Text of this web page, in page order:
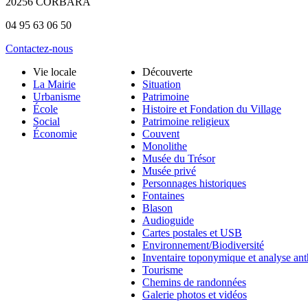
04 95 63 06 50
Contactez-nous
Vie locale
La Mairie
Urbanisme
École
Social
Économie
Découverte
Situation
Patrimoine
Histoire et Fondation du Village
Patrimoine religieux
Couvent
Monolithe
Musée du Trésor
Musée privé
Personnages historiques
Fontaines
Blason
Audioguide
Cartes postales et USB
Environnement/Biodiversité
Inventaire toponymique et analyse
Tourisme
Chemins de randonnées
Galerie photos et vidéos